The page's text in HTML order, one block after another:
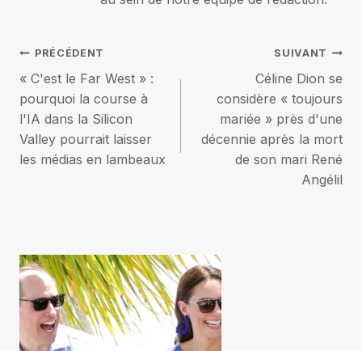
Navigation
de
l’article
PRÉCÉDENT
« C'est le Far West » :
pourquoi la course à
l'IA dans la Silicon
Valley pourrait laisser
les médias en lambeaux
SUIVANT
Céline Dion se
considère « toujours
mariée » près d'une
décennie après la mort
de son mari René
Angélil